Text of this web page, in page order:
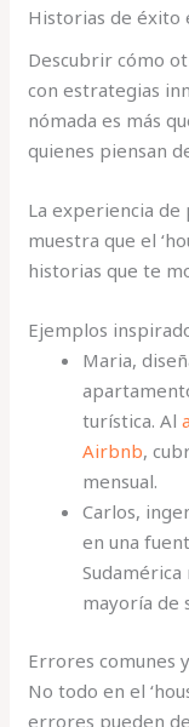
Historias de éxito
Descubrir cómo
con estrategias
nómada es más
quienes piensan
La experiencia de
muestra que el
historias que te
Ejemplos
Maria,
turística. Al
Airbnb,
mensual.
Carlos,
en una
mayoría de
Errores comunes
No todo en el
errores pueden